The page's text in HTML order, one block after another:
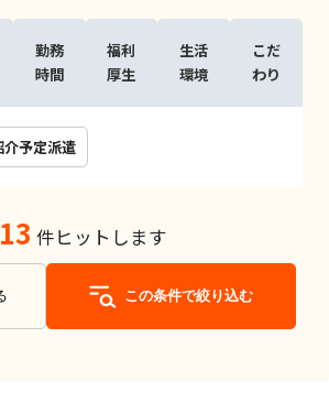
勤務
時間
福利
厚生
生活
環境
こだ
わり
介予定派遣
13 件ヒットします
この条件で絞り込む